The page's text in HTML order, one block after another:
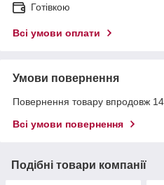
Готівкою
Всі умови оплати
Умови повернення
Повернення товару впродовж
Всі умови повернення
Подібні товари компанії